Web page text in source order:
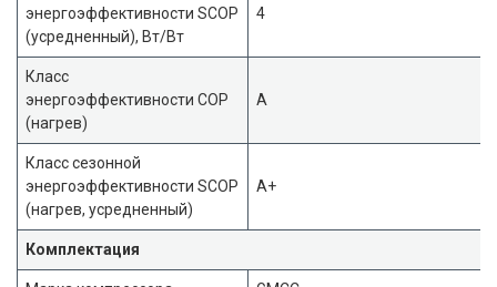
энергоэффективности SCOP
(усредненный), Вт/Вт
4
Класс
энергоэффективности COP
(нагрев)
A
Класс сезонной
энергоэффективности SCOP
(нагрев, усредненный)
A+
Комплектация